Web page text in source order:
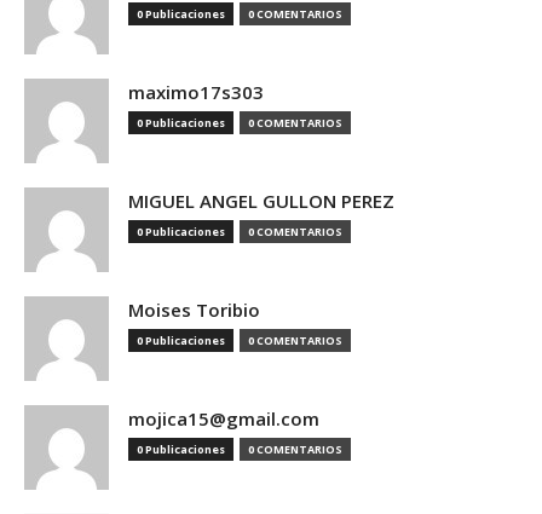
0 Publicaciones 0 COMENTARIOS
maximo17s303
0 Publicaciones 0 COMENTARIOS
MIGUEL ANGEL GULLON PEREZ
0 Publicaciones 0 COMENTARIOS
Moises Toribio
0 Publicaciones 0 COMENTARIOS
mojica15@gmail.com
0 Publicaciones 0 COMENTARIOS